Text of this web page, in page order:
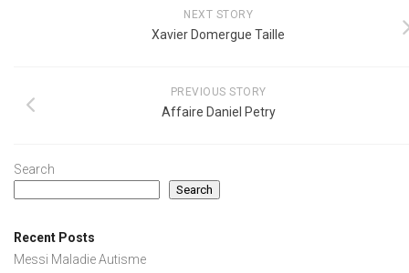
NEXT STORY
Xavier Domergue Taille
PREVIOUS STORY
Affaire Daniel Petry
Search
Search
Recent Posts
Messi Maladie Autisme